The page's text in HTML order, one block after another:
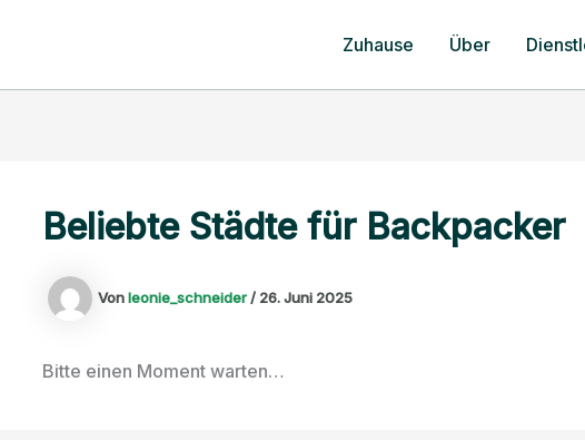
Zuhause Über
Beliebte Städte für Backpacker
Vonleonie_schneider/ 26. Juni 2025
Bitte einen Moment warten…